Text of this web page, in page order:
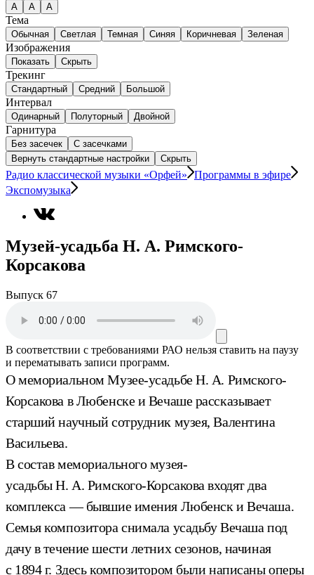
А A A
Тема
Обычная Светлая Темная Синяя Коричневая Зеленая
Изображения
Показать Скрыть
Трекинг
Стандартный Средний Большой
Интервал
Одинарный Полуторный Двойной
Гарнитура
Без засечек
С засечками
Вернуть стандартные настройки
Скрыть
Радио классической музыки «Орфей»
Программы в эфире
Экспомузыка
Музей-усадьба Н. А. Римского-
Корсакова
Выпуск 67
В соответствии с требованиями РАО нельзя ставить на паузу
и перематывать записи программ.
О мемориальном Музее-усадьбе Н. А. Римского-
Корсакова в Любенске и Вечаше рассказывает
старший научный сотрудник музея, Валентина
Васильева.
В состав мемориального музея-
усадьбы Н. А. Римского-Корсакова входят два
комплекса — бывшие имения Любенск и Вечаша.
Семья композитора снимала усадьбу Вечаша под
дачу в течение шести летних сезонов, начиная
с 1894 г. Здесь композитором были написаны оперы